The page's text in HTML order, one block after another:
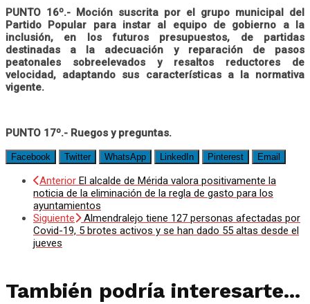
PUNTO 16º.- Moción suscrita por el grupo municipal del
Partido Popular para instar al equipo de gobierno a la
inclusión, en los futuros presupuestos, de partidas
destinadas a la adecuación y reparación de pasos
peatonales sobreelevados y resaltos reductores de
velocidad, adaptando sus características a la normativa
vigente.
PUNTO 17º.- Ruegos y preguntas.
Facebook Twitter WhatsApp LinkedIn Pinterest Email
Anterior El alcalde de Mérida valora positivamente la
noticia de la eliminación de la regla de gasto para los
ayuntamientos
Siguiente
Almendralejo tiene 127 personas afectadas por
Covid-19, 5 brotes activos y se han dado 55 altas desde el
jueves
También podría interesarte...